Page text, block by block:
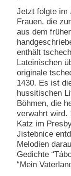
Jetzt folgte im
Frauen, die
aus dem
enthält
Lateinischen
originale
1430. Es ist
hussitischen
Böhmen, die
verwahrt wird.
Katz im
Jistebnice
Melodien
Gedichte
“Mein